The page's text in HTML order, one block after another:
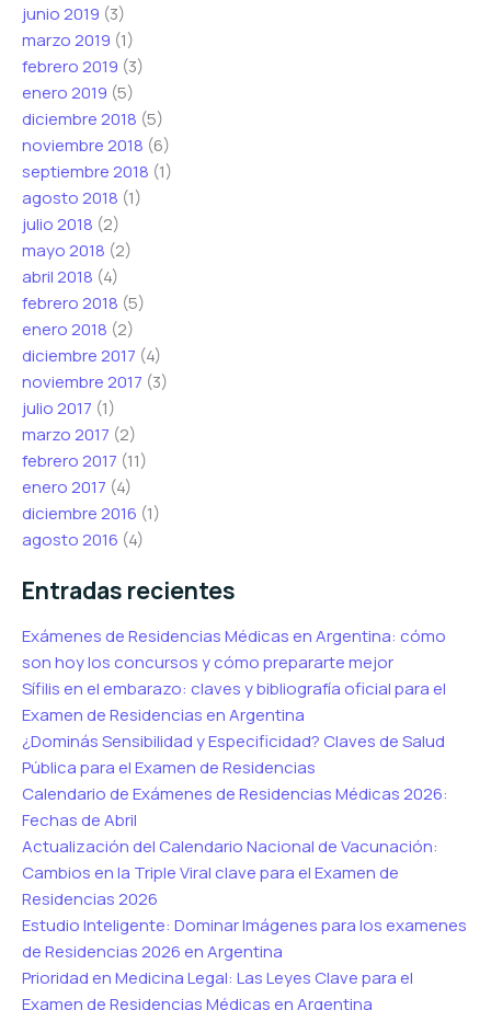
junio 2019 (3)
marzo 2019 (1)
febrero 2019 (3)
enero 2019 (5)
diciembre 2018 (5)
noviembre 2018 (6)
septiembre 2018 (1)
agosto 2018 (1)
julio 2018 (2)
mayo 2018 (2)
abril 2018 (4)
febrero 2018 (5)
enero 2018 (2)
diciembre 2017 (4)
noviembre 2017 (3)
julio 2017 (1)
marzo 2017 (2)
febrero 2017 (11)
enero 2017 (4)
diciembre 2016 (1)
agosto 2016 (4)
Entradas recientes
Exámenes de Residencias Médicas en Argentina: cómo
son hoy los concursos y cómo prepararte mejor
Sífilis en el embarazo: claves y bibliografía oficial para el
Examen de Residencias en Argentina
¿Dominás Sensibilidad y Especificidad? Claves de Salud
Pública para el Examen de Residencias
Calendario de Exámenes de Residencias Médicas 2026:
Fechas de Abril
Actualización del Calendario Nacional de Vacunación:
Cambios en la Triple Viral clave para el Examen de
Residencias 2026
Estudio Inteligente: Dominar Imágenes para los examenes
de Residencias 2026 en Argentina
Prioridad en Medicina Legal: Las Leyes Clave para el
Examen de Residencias Médicas en Argentina